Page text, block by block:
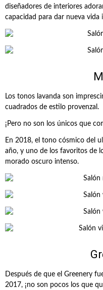
diseñadores de interiores
capacidad para dar nueva
Los tonos lavanda son
cuadrados de estilo provenzal.
¡Pero no son los únicos que
En 2018, el tono cósmico del
año, y uno de los favoritos de
morado oscuro intenso.
Después de que el Greenery
2017, ¡no son pocos los que